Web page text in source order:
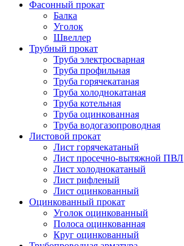
Фасонный прокат
Балка
Уголок
Швеллер
Трубный прокат
Труба электросварная
Труба профильная
Труба горячекатаная
Труба холоднокатаная
Труба котельная
Труба оцинкованная
Труба водогазопроводная
Листовой прокат
Лист горячекатаный
Лист просечно-вытяжной ПВЛ
Лист холоднокатаный
Лист рифленый
Лист оцинкованный
Оцинкованный прокат
Уголок оцинкованный
Полоса оцинкованная
Круг оцинкованный